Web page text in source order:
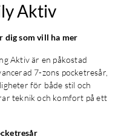
Aktiv
som vill ha mer
Aktiv är en påkostad
7-zons pocketresår,
för både stil och
teknik och komfort på ett